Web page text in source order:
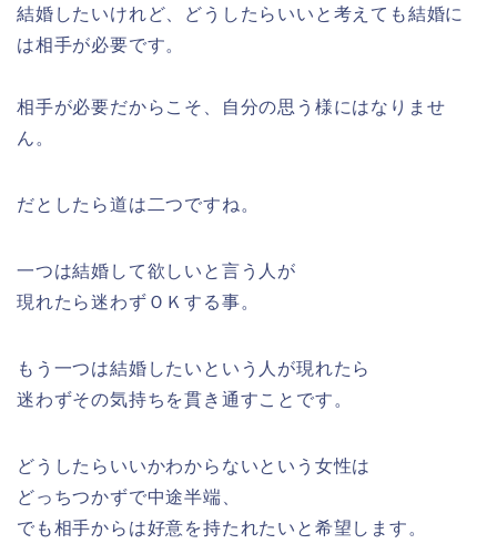
結婚したいけれど、どうしたらいいと考えても結婚に
は相手が必要です。
相手が必要だからこそ、自分の思う様にはなりませ
ん。
だとしたら道は二つですね。
一つは結婚して欲しいと言う人が
現れたら迷わずＯＫする事。
もう一つは結婚したいという人が現れたら
迷わずその気持ちを貫き通すことです。
どうしたらいいかわからないという女性は
どっちつかずで中途半端、
でも相手からは好意を持たれたいと希望します。